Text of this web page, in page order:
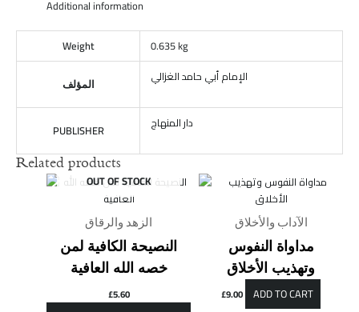
Additional information
Weight
0.635 kg
المؤلف
الإمام أبي حامد الغزالي
PUBLISHER دار المنهاج
Related products
OUT OF STOCK
الزهد والرقاق
النصيحة الكافية لمن
خصه الله العافية
£5.60
الآداب والأخلاق
مداواة النفوس
وتهذيب الأخلاق
£9.00 ADD TO CART